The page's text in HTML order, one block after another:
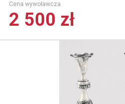
Cena wywoławcza.
2 500 zł